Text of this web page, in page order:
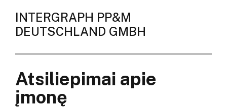
INTERGRAPH PP&M
DEUTSCHLAND GMBH
Atsiliepimai apie
įmonę